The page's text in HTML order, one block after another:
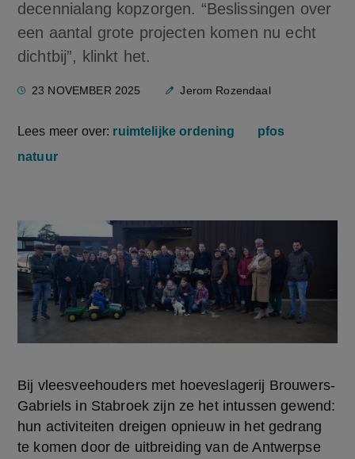
decennialang kopzorgen. “Beslissingen over
een aantal grote projecten komen nu echt
dichtbij”, klinkt het.
23 NOVEMBER 2025 Jerom Rozendaal
Lees meer over: ruimtelijke ordening
pfos
natuur
Bij vleesveehouders met hoeveslagerij Brouwers-
Gabriels in Stabroek zijn ze het intussen gewend:
hun activiteiten dreigen opnieuw in het gedrang
te komen door de uitbreiding van de Antwerpse